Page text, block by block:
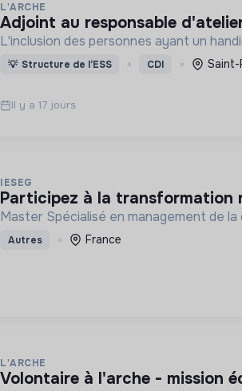
L'ARCHE
adjoint au responsable
L'inclusion des personnes ayant un
💡 Structure de l’ESS CDI Saint-
Il y a 17 jours
IESEG
participez à la transformation
Master Spécialisé en management de
Autres France
L'ARCHE
volontaire à l'arche - mission